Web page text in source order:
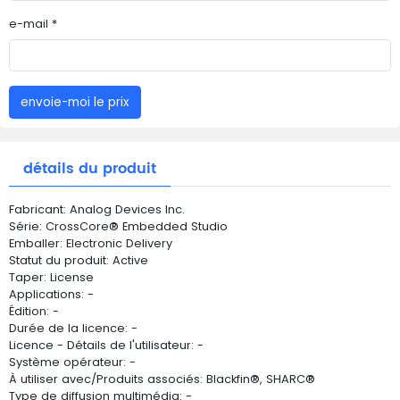
e-mail *
envoie-moi le prix
détails du produit
Fabricant: Analog Devices Inc.
Série: CrossCore® Embedded Studio
Emballer: Electronic Delivery
Statut du produit: Active
Taper: License
Applications: -
Édition: -
Durée de la licence: -
Licence - Détails de l'utilisateur: -
Système opérateur: -
À utiliser avec/Produits associés: Blackfin®, SHARC®
Type de diffusion multimédia: -